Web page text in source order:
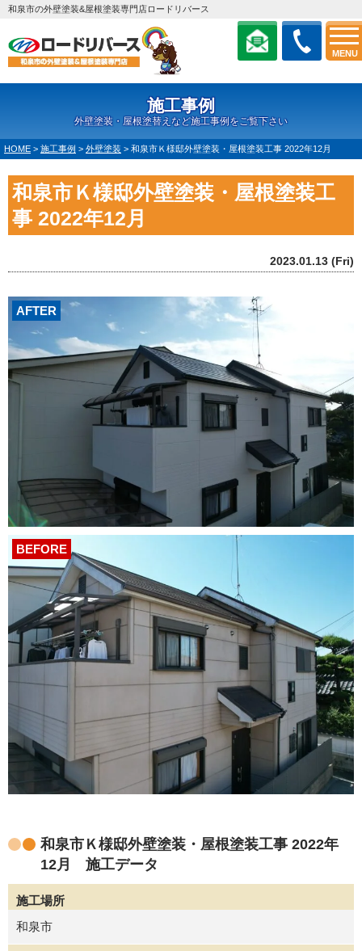
MENU
和泉市の外壁塗装&屋根塗装専門店ロードリバース
施工事例
外壁塗装・屋根塗替えなど施工事例をご覧下さい
HOME > 施工事例 > 外壁塗装 > 和泉市Ｋ様邸外壁塗装・屋根塗装工事 2022年12月
和泉市Ｋ様邸外壁塗装・屋根塗装工
事 2022年12月
2023.01.13 (Fri)
AFTER
BEFORE
和泉市Ｋ様邸外壁塗装・屋根塗装工事 2022年
12月 施工データ
施工場所
和泉市